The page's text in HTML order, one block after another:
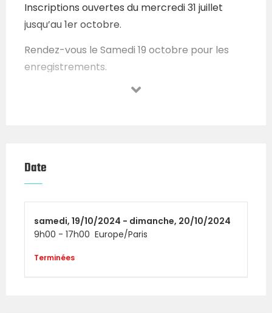
Inscriptions ouvertes du mercredi 31 juillet
jusqu’au 1er octobre.
Rendez-vous le Samedi 19 octobre pour les
enregistrements.
Début des Wods 10h jusqu’à 20h.
woder, vous allez woder
Date
samedi, 19/10/2024 - dimanche, 20/10/2024
9h00 - 17h00 Europe/Paris
Terminées